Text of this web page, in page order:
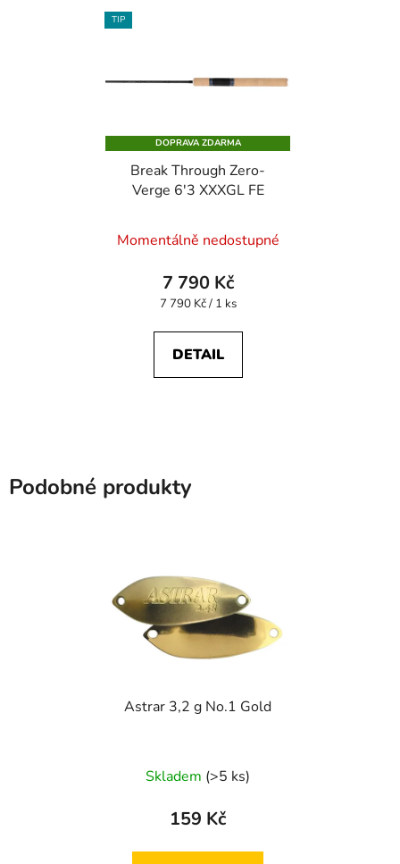
TIP
DOPRAVA ZDARMA
Break Through Zero-
Verge 6'3 XXXGL FE
hodnocení
produktu
je
z
Momentálně nedostupné
7 790 Kč
Měrná
7 790 Kč / 1 ks
DETAIL
Podobné produkty
Astrar 3,2 g No.1 Gold
Skladem (>5 ks)
159 Kč